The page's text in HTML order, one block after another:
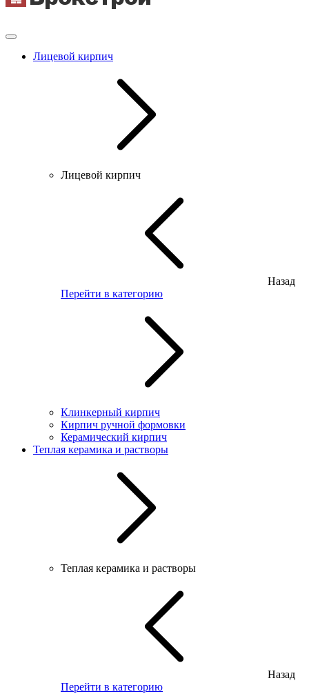
Лицевой кирпич
Лицевой кирпич
Назад
Перейти в категорию
Клинкерный кирпич
Кирпич ручной формовки
Керамический кирпич
Теплая керамика и растворы
Теплая керамика и растворы
Назад
Перейти в категорию